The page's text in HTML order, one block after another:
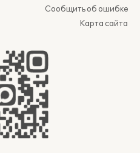
Сообщить об ошибке
Карта сайта